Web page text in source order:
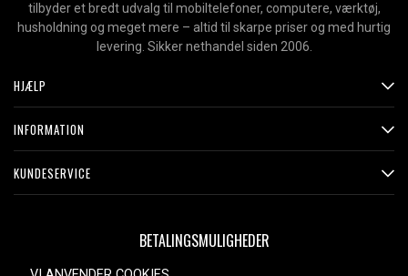
tilbyder et bredt udvalg til mobiltelefoner, computere, værktøj,
husholdning og meget mere – altid til skarpe priser og med hurtig
levering. Sikker nethandel siden 2006.
HJÆLP
INFORMATION
KUNDESERVICE
BETALINGSMULIGHEDER